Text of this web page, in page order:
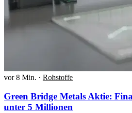
vor 8 Min. · Rohstoffe
Green Bridge Metals Aktie:
unter 5 Millionen